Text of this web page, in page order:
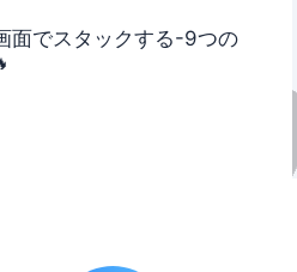
面でスタックする-9つの